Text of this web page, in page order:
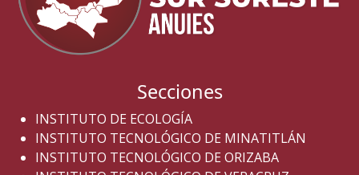
Secciones
INSTITUTO DE ECOLOGÍA
INSTITUTO TECNOLÓGICO DE MINATITLÁN
INSTITUTO TECNOLÓGICO DE ORIZABA